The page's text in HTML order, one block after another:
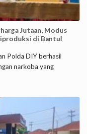
Jutaan, Modus
di Bantul
Polda DIY berhasil
narkoba yang